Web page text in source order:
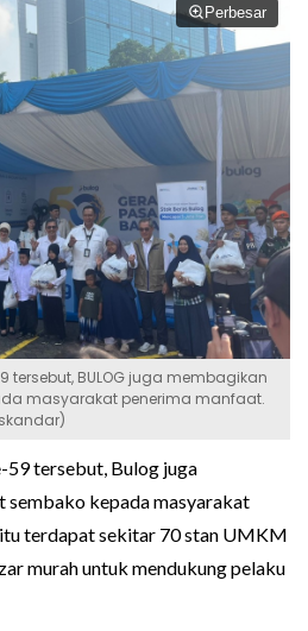
Perbesar
tersebut, BULOG juga membagikan
masyarakat penerima manfaat.
tersebut, Bulog juga
sembako kepada masyarakat
terdapat sekitar 70 stan UMKM
murah untuk mendukung pelaku